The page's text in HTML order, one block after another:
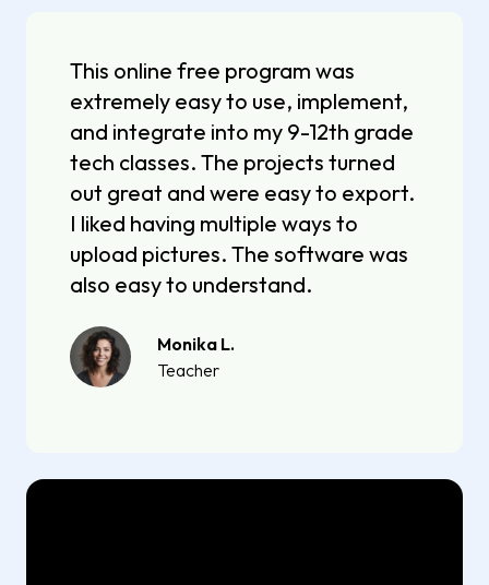
This online free program was
extremely easy to use, implement,
and integrate into my 9-12th grade
tech classes. The projects turned
out great and were easy to export.
I liked having multiple ways to
upload pictures. The software was
also easy to understand.
Monika L.
Teacher